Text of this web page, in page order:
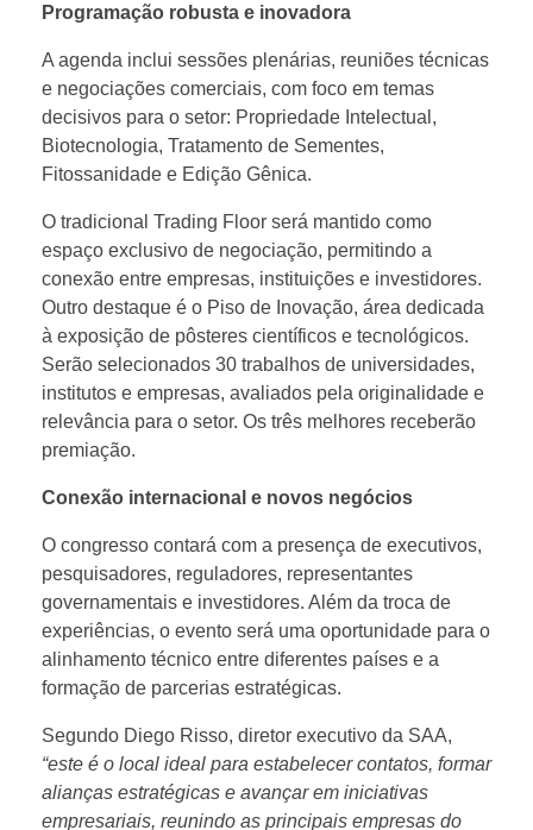
r
á
p
a
l
c
o
o
m
a
i
Programação robusta e inovadora
A agenda inclui sessões plenárias, reuniões técnicas
e negociações comerciais, com foco em temas
decisivos para o setor: Propriedade Intelectual,
Biotecnologia, Tratamento de Sementes,
Fitossanidade e Edição Gênica.
O tradicional Trading Floor será mantido como
espaço exclusivo de negociação, permitindo a
conexão entre empresas, instituições e investidores.
Outro destaque é o Piso de Inovação, área dedicada
à exposição de pôsteres científicos e tecnológicos.
Serão selecionados 30 trabalhos de universidades,
institutos e empresas, avaliados pela originalidade e
relevância para o setor. Os três melhores receberão
premiação.
Conexão internacional e novos negócios
O congresso contará com a presença de executivos,
pesquisadores, reguladores, representantes
governamentais e investidores. Além da troca de
experiências, o evento será uma oportunidade para o
alinhamento técnico entre diferentes países e a
formação de parcerias estratégicas.
Segundo Diego Risso, diretor executivo da SAA,
“este é o local ideal para estabelecer contatos, formar
alianças estratégicas e avançar em iniciativas
empresariais, reunindo as principais empresas do